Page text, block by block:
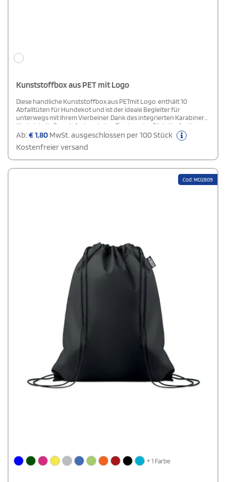
Kunststoffbox aus PET mit Logo
Diese handliche Kunststoffbox aus PETmit Logo enthält 10
Abfalltüten für Hundekot und ist der ideale Begleiter für
unterwegs mit Ihrem Vierbeiner. Dank des integrierten Karabiners
lässt sich die Box einfach an Leine, Tasche oder Gürtel befestigen –
immer griffbereit beim Spaziergang. Die stabile PET-Box schützt
die Beutel zuverlässig vor Nässe und Schmutz. Eine saubere,
praktische und hygienische Lösung für alle Hundebesitzer.
Ab:€1,80 MwSt. ausgeschlossen per 100 Stück
Kostenfreier versand
Cod: MO2809
+ 1 Farbe